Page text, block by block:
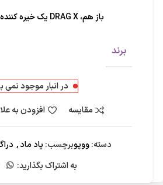
باز هم، DRAG X یک خیره کننده خواهد بود.
برند
در انبار موجود نمی
مقایسه
افزودن به
دسته: ووپوبرچسب: پاد ماد,
به اشتراک بگذارید: